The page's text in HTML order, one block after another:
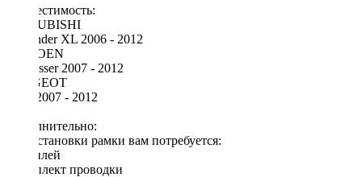
Совместимость:
MITSUBISHI
Outlander XL 2006 - 2012
CITROEN
C-Crosser 2007 - 2012
PEUGEOT
4007 2007 - 2012
Дополнительно:
Для установки рамки вам потребуется:
◦ дисплей
◦ комплект проводки